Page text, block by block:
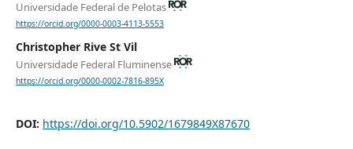
Universidade Federal de Pelotas
https://orcid.org/0000-0003-4113-5553
Christopher Rive St Vil
Universidade Federal Fluminense
https://orcid.org/0000-0002-7816-895X
DOI: https://doi.org/10.5902/1679849X87670